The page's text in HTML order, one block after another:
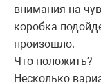
внимания на
коробка
произошло.
Что положить?
Несколько